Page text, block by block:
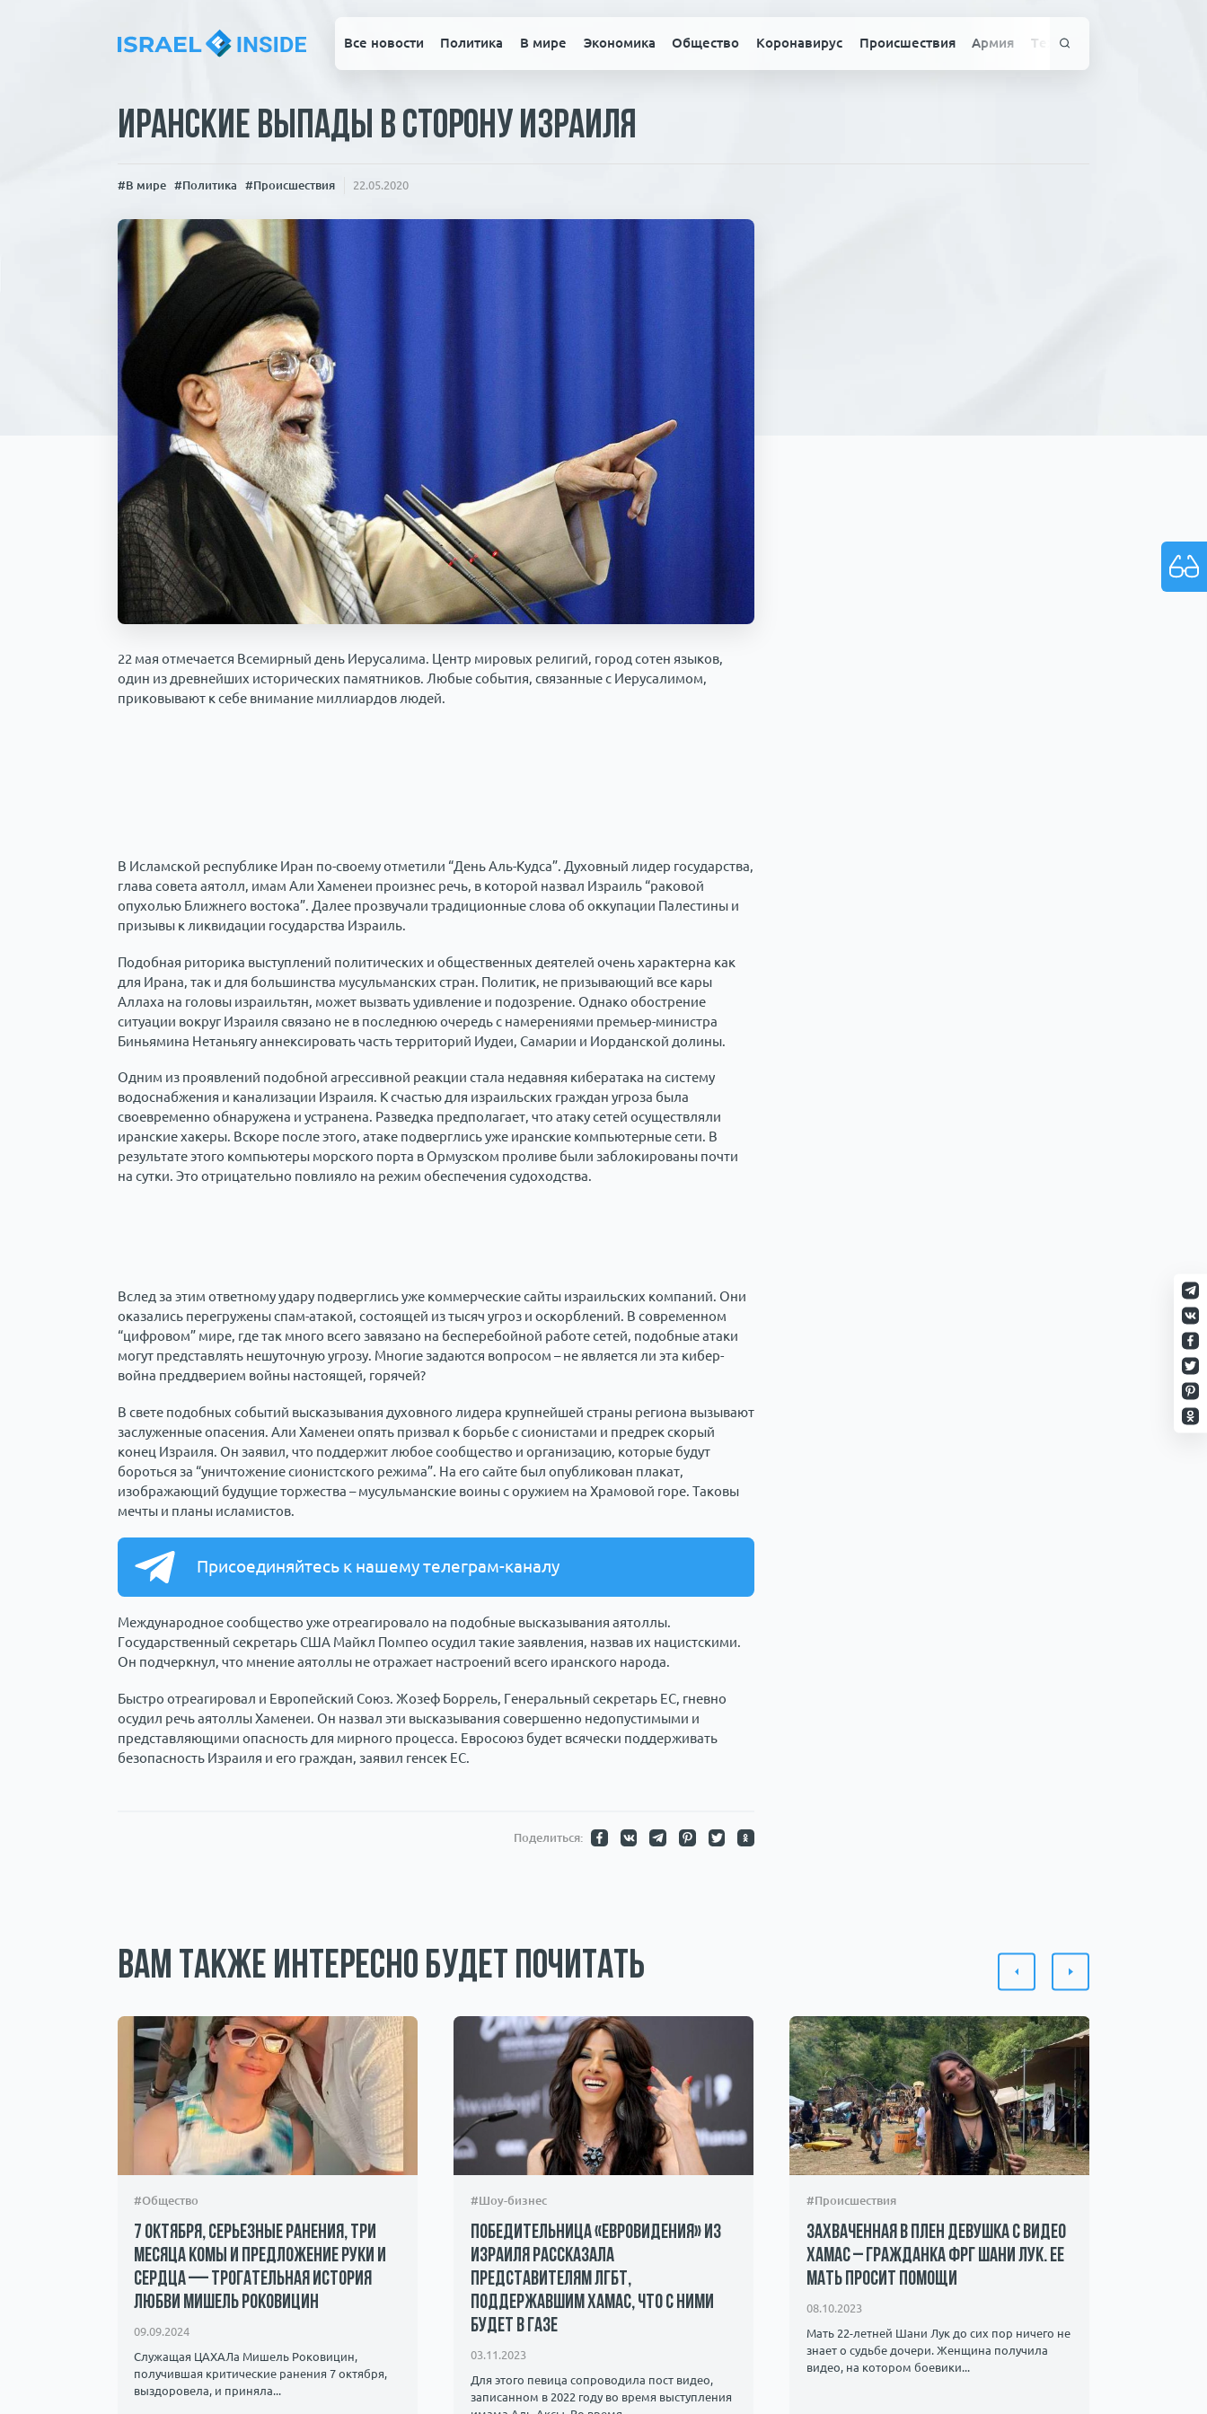
Все новости Политика В мире Экономика Общество Коронавирус Происшествия Армия Технологии
Иранские выпады в сторону Израиля
#В мире #Политика #Происшествия 22.05.2020
22 мая отмечается Всемирный день Иерусалима. Центр мировых религий, город сотен языков,
один из древнейших исторических памятников. Любые события, связанные с Иерусалимом,
приковывают к себе внимание миллиардов людей.
В Исламской республике Иран по-своему отметили “День Аль-Кудса”. Духовный лидер государства,
глава совета аятолл, имам Али Хаменеи произнес речь, в которой назвал Израиль “раковой
опухолью Ближнего востока”. Далее прозвучали традиционные слова об оккупации Палестины и
призывы к ликвидации государства Израиль.
Подобная риторика выступлений политических и общественных деятелей очень характерна как
для Ирана, так и для большинства мусульманских стран. Политик, не призывающий все кары
Аллаха на головы израильтян, может вызвать удивление и подозрение. Однако обострение
ситуации вокруг Израиля связано не в последнюю очередь с намерениями премьер-министра
Биньямина Нетаньягу аннексировать часть территорий Иудеи, Самарии и Иорданской долины.
Одним из проявлений подобной агрессивной реакции стала недавняя кибератака на систему
водоснабжения и канализации Израиля. К счастью для израильских граждан угроза была
своевременно обнаружена и устранена. Разведка предполагает, что атаку сетей осуществляли
иранские хакеры. Вскоре после этого, атаке подверглись уже иранские компьютерные сети. В
результате этого компьютеры морского порта в Ормузском проливе были заблокированы почти
на сутки. Это отрицательно повлияло на режим обеспечения судоходства.
Вслед за этим ответному удару подверглись уже коммерческие сайты израильских компаний. Они
оказались перегружены спам-атакой, состоящей из тысяч угроз и оскорблений. В современном
“цифровом” мире, где так много всего завязано на бесперебойной работе сетей, подобные атаки
могут представлять нешуточную угрозу. Многие задаются вопросом – не является ли эта кибер-
война преддверием войны настоящей, горячей?
В свете подобных событий высказывания духовного лидера крупнейшей страны региона вызывают
заслуженные опасения. Али Хаменеи опять призвал к борьбе с сионистами и предрек скорый
конец Израиля. Он заявил, что поддержит любое сообщество и организацию, которые будут
бороться за “уничтожение сионистского режима”. На его сайте был опубликован плакат,
изображающий будущие торжества – мусульманские воины с оружием на Храмовой горе. Таковы
мечты и планы исламистов.
Присоединяйтесь к нашему телеграм-каналу
Международное сообщество уже отреагировало на подобные высказывания аятоллы.
Государственный секретарь США Майкл Помпео осудил такие заявления, назвав их нацистскими.
Он подчеркнул, что мнение аятоллы не отражает настроений всего иранского народа.
Быстро отреагировал и Европейский Союз. Жозеф Боррель, Генеральный секретарь ЕС, гневно
осудил речь аятоллы Хаменеи. Он назвал эти высказывания совершенно недопустимыми и
представляющими опасность для мирного процесса. Евросоюз будет всячески поддерживать
безопасность Израиля и его граждан, заявил генсек ЕС.
Поделиться:
Вам также интересно будет почитать
#Общество
7 октября, серьезные ранения, три
месяца комы и предложение руки и
сердца — трогательная история
любви Мишель Роковицин
09.09.2024
Служащая ЦАХАЛа Мишель Роковицин,
получившая критические ранения 7 октября,
выздоровела, и приняла...
#Шоу-бизнес
Победительница «Евровидения» из
Израиля рассказала
представителям ЛГБТ,
поддержавшим ХАМАС, что с ними
будет в Газе
03.11.2023
Для этого певица сопроводила пост видео,
записанном в 2022 году во время выступления
#Происшествия
Захваченная в плен девушка с видео
ХАМАС – гражданка ФРГ Шани Лук. Ее
мать просит помощи
08.10.2023
Мать 22-летней Шани Лук до сих пор ничего не
знает о судьбе дочери. Женщина получила
видео, на котором боевики...